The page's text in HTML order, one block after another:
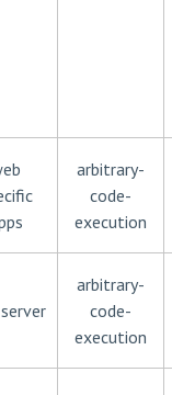
arbitrary-
code-
execution
arbitrary-
code-
execution